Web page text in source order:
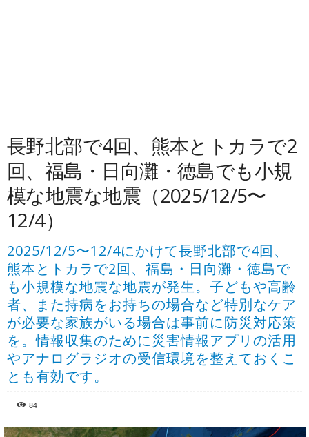
長野北部で4回、熊本とトカラで2
回、福島・日向灘・徳島でも小規
模な地震な地震（2025/12/5〜
12/4）
2025/12/5〜12/4にかけて長野北部で4回、
熊本とトカラで2回、福島・日向灘・徳島で
も小規模な地震な地震が発生。子どもや高齢
者、また持病をお持ちの場合など特別なケア
が必要な家族がいる場合は事前に防災対応策
を。情報収集のために災害情報アプリの活用
やアナログラジオの受信環境を整えておくこ
とも有効です。
84